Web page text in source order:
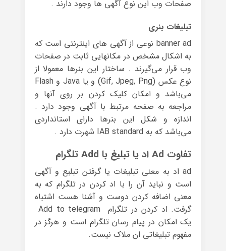
صفحات وب این نوع آگهی ها وجود دارند .
تبلیغات بنری
banner ad نوعی از آگهی های اینترنتی است که
به اشکال مشخص در مکانهایی ثابت در صفحات
وب قرار می‌گیرند . ساختار این بنرها معمولا از
نوع عکس (Gif, Jpeg, Png) و یا Java و Flash
می‌باشد و امکان کلیک کردن بر روی آنها و
مراجعه به صفحه مرتبط با آگهی وجود دارد .
اندازه و شکل این بنرها دارای استانداردی
می‌باشد که به IAB standard شهرت دارد .
تفاوت Ad اد یا تبلیغ با Add تلگرام
ad اد به معنی تبلیغات یا گرفتن تبلیع و آگهی
است و نباید آن را با اد کردن در تلگرام که به
معنی اضافه کردن دوست و آشنا هست اشتباه
گرفت. اد کردن در تلگرام Add to telegram
یک امکان در پیام رسان تلگرام است و هرگز در
مفهوم تبلیغاتی ان ملاک نیست.